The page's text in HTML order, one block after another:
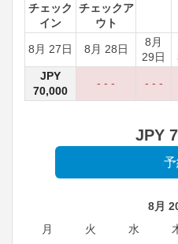
チェック
イン
チェックア
ウト
8月 27日 8月 28日
8月
29日
JPY
70,000
- - - - - -
JPY
8月
月
火 水